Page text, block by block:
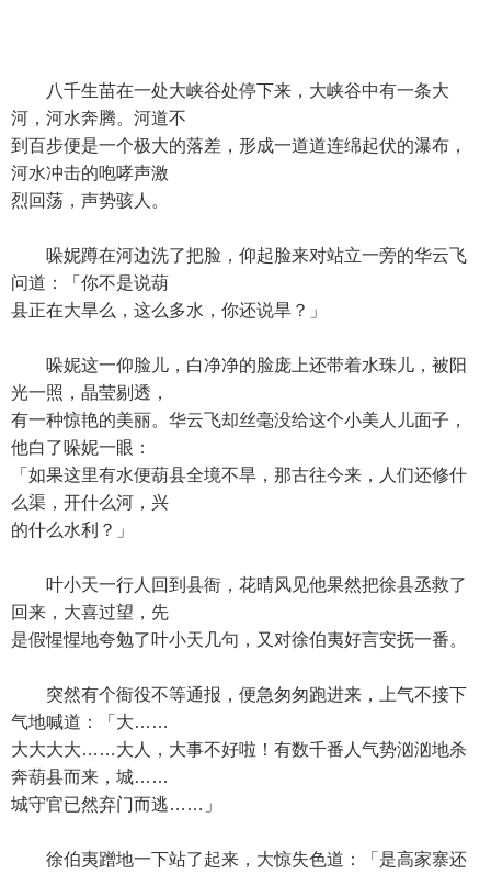
八千生苗在一处大峡谷处停下来，大峡谷中有一条大
河，河水奔腾。河道不
到百步便是一个极大的落差，形成一道道连绵起伏的瀑布，
河水冲击的咆哮声激
烈回荡，声势骇人。
哚妮蹲在河边洗了把脸，仰起脸来对站立一旁的华云飞
问道：「你不是说葫
县正在大旱么，这么多水，你还说旱？」
哚妮这一仰脸儿，白净净的脸庞上还带着水珠儿，被阳
光一照，晶莹剔透，
有一种惊艳的美丽。华云飞却丝毫没给这个小美人儿面子，
他白了哚妮一眼：
「如果这里有水便葫县全境不旱，那古往今来，人们还修什
么渠，开什么河，兴
的什么水利？」
叶小天一行人回到县衙，花晴风见他果然把徐县丞救了
回来，大喜过望，先
是假惺惺地夸勉了叶小天几句，又对徐伯夷好言安抚一番。
突然有个衙役不等通报，便急匆匆跑进来，上气不接下
气地喊道：「大……
大大大大……大人，大事不好啦！有数千番人气势汹汹地杀
奔葫县而来，城……
城守官已然弃门而逃……」
徐伯夷蹭地一下站了起来，大惊失色道：「是高家寨还